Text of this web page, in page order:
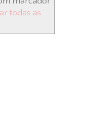
todas as